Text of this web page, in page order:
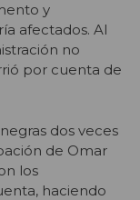
y
afectados. Al
no
por cuenta de
dos veces
de Omar
los
haciendo